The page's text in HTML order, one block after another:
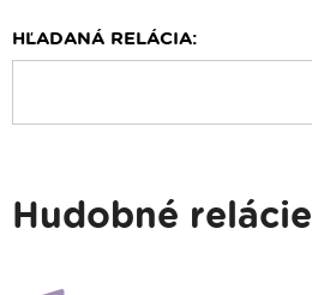
HĽADANÁ RELÁCIA:
Hudobné relácie